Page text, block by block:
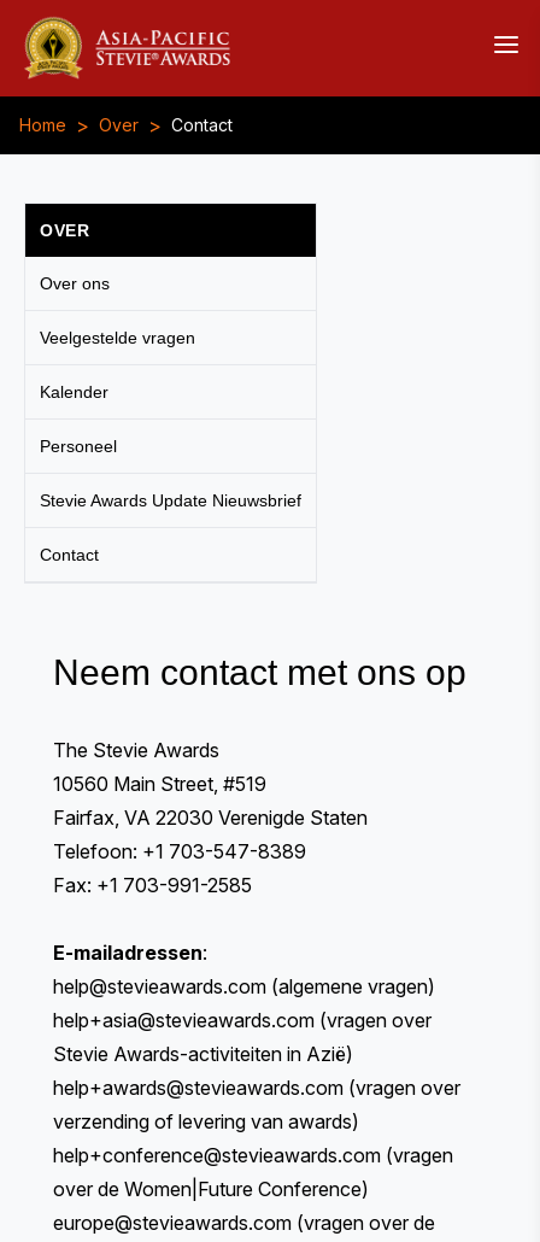
Home > Over > Contact
OVER
Over ons
Veelgestelde vragen
Kalender
Personeel
Stevie Awards Update Nieuwsbrief
Contact
Neem contact met ons op
The Stevie Awards
10560 Main Street, #519
Fairfax, VA 22030 Verenigde Staten
Telefoon: +1 703-547-8389
Fax: +1 703-991-2585
E-mailadressen:
help@stevieawards.com (algemene vragen)
help+asia@stevieawards.com (vragen over
Stevie Awards-activiteiten in Azië)
help+awards@stevieawards.com (vragen over
verzending of levering van awards)
help+conference@stevieawards.com (vragen
over de Women|Future Conference)
europe@stevieawards.com (vragen over de